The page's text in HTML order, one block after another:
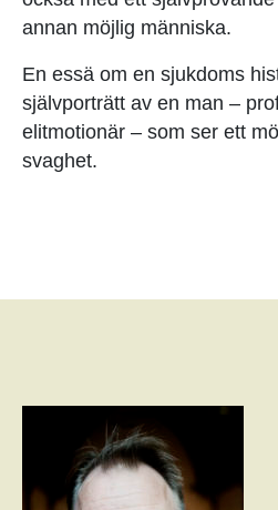
annan möjlig människa.
En essä om en sjukdoms
självporträtt av en man –
elitmotionär – som ser ett
svaghet.